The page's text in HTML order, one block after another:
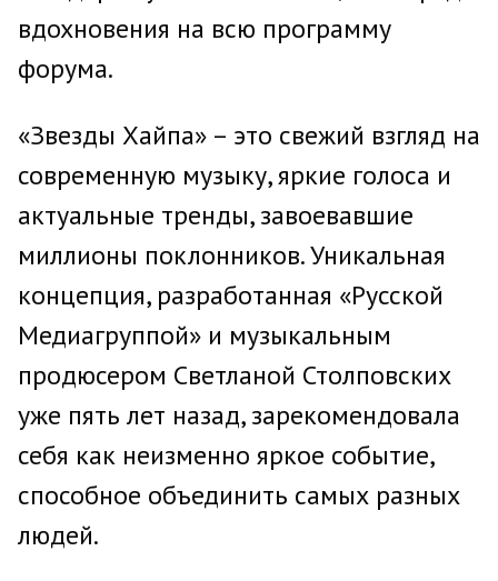
вдохновения на всю программу
форума.
«Звезды Хайпа» – это свежий взгляд на
современную музыку, яркие голоса и
актуальные тренды, завоевавшие
миллионы поклонников. Уникальная
концепция, разработанная «Русской
Медиагруппой» и музыкальным
продюсером Светланой Столповских
уже пять лет назад, зарекомендовала
себя как неизменно яркое событие,
способное объединить самых разных
людей.